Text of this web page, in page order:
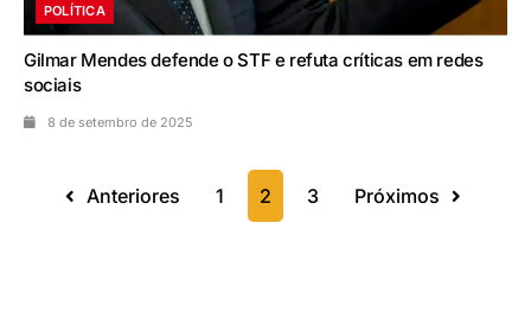
POLÍTICA
Gilmar Mendes defende o STF e refuta críticas em redes
sociais
8 de setembro de 2025
Anteriores 1 2 3 Próximos